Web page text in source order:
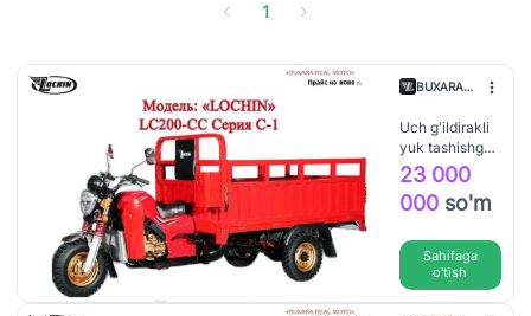
1
BUXARA
MOTO
MASULIYATI
CHEKLANGAN
JAMIYAT
Uch g'ildirakli
yuk tashishga
mo'ljallangan
motosikllar
23 000
000so'm
Sahifaga
o'tish